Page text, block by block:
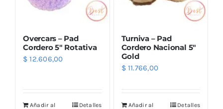
Mayorista
Overcars – Pad
Cordero 5″ Rotativa
$ 12.606,00
Añadir al
Detalles
Turniva – Pad
Cordero Nacional 5″
Gold
$11.766,00
Añadir al
Detalles